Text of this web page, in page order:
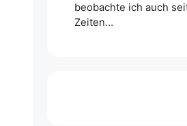
beobachte ich auch
Zeiten…